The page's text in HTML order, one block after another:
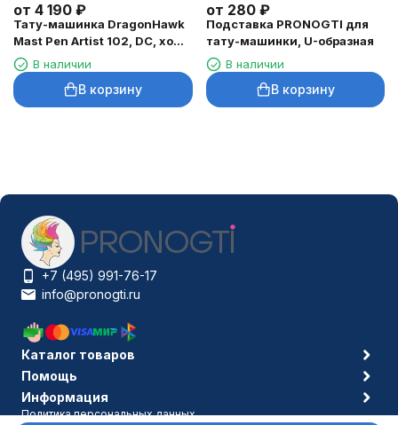
от 4 190 ₽
Тату-машинка DragonHawk
Mast Pen Artist 102, DC, ход
3,5 ммВ наличии
В корзину
от 280 ₽
Подставка PRONOGTI для
тату-машинки, U-образная
В наличии
В корзину
+7 (495) 991-76-17
info@pronogti.ru
Каталог товаров
Помощь
Информация
Политика персональных данных